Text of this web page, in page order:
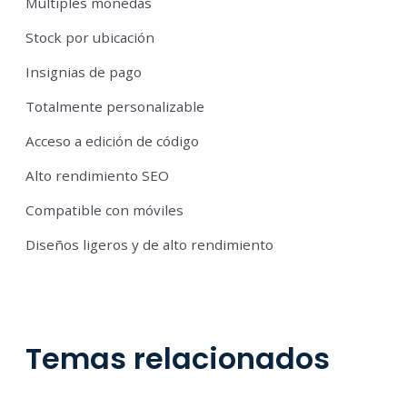
Stock por ubicación
Insignias de pago
Totalmente personalizable
Acceso a edición de código
Alto rendimiento SEO
Compatible con móviles
Diseños ligeros y de alto rendimiento
Temas relacionados